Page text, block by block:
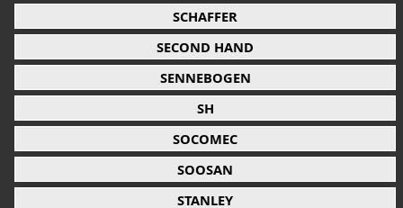
SCHAFFER
SECOND HAND
SENNEBOGEN
SH
SOCOMEC
SOOSAN
STANLEY